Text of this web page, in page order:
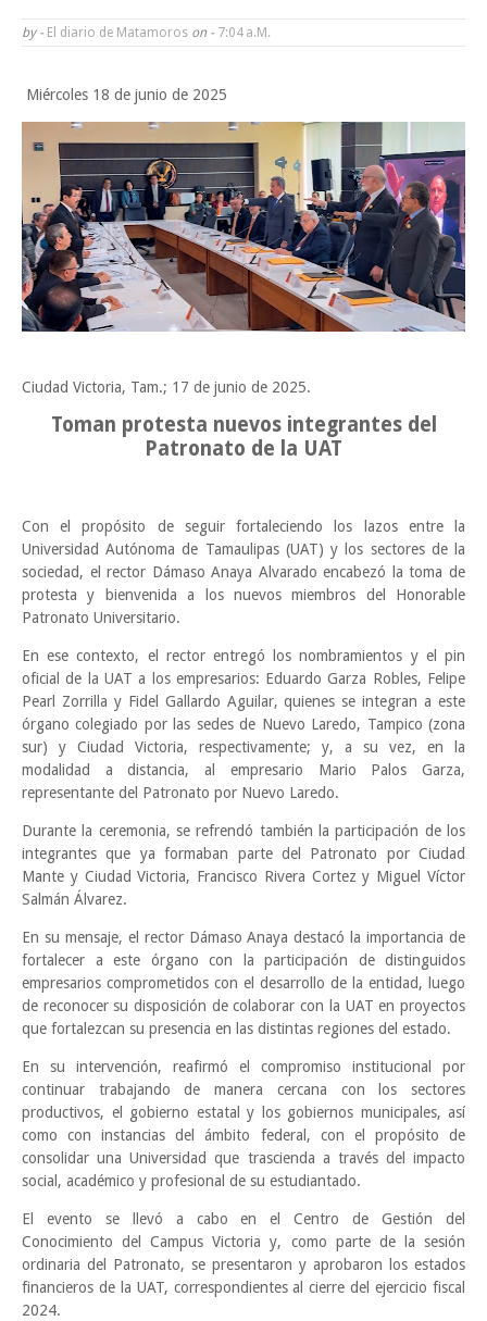
Prepara la UAT el arranque del ciclo escolar Otoño 2026
A Tamaulipas…le llueve sobre mojado
trato digno y humanitario a los pacientes
Viernes, 7 Agosto
by - El diario de Matamoros on - 7:04 A.m.
Miércoles 18 de junio de 2025
Ciudad Victoria, Tam.; 17 de junio de 2025.
Toman protesta nuevos integrantes del
Patronato de la UAT
Con el propósito de seguir fortaleciendo los lazos entre la
Universidad Autónoma de Tamaulipas (UAT) y los sectores de la
sociedad, el rector Dámaso Anaya Alvarado encabezó la toma de
protesta y bienvenida a los nuevos miembros del Honorable
Patronato Universitario.
En ese contexto, el rector entregó los nombramientos y el pin
oficial de la UAT a los empresarios: Eduardo Garza Robles, Felipe
Pearl Zorrilla y Fidel Gallardo Aguilar, quienes se integran a este
órgano colegiado por las sedes de Nuevo Laredo, Tampico (zona
sur) y Ciudad Victoria, respectivamente; y, a su vez, en la
modalidad a distancia, al empresario Mario Palos Garza,
representante del Patronato por Nuevo Laredo.
Durante la ceremonia, se refrendó también la participación de los
integrantes que ya formaban parte del Patronato por Ciudad
Mante y Ciudad Victoria, Francisco Rivera Cortez y Miguel Víctor
Salmán Álvarez.
En su mensaje, el rector Dámaso Anaya destacó la importancia de
fortalecer a este órgano con la participación de distinguidos
empresarios comprometidos con el desarrollo de la entidad, luego
de reconocer su disposición de colaborar con la UAT en proyectos
que fortalezcan su presencia en las distintas regiones del estado.
En su intervención, reafirmó el compromiso institucional por
continuar trabajando de manera cercana con los sectores
productivos, el gobierno estatal y los gobiernos municipales, así
como con instancias del ámbito federal, con el propósito de
consolidar una Universidad que trascienda a través del impacto
social, académico y profesional de su estudiantado.
El evento se llevó a cabo en el Centro de Gestión del
Conocimiento del Campus Victoria y, como parte de la sesión
ordinaria del Patronato, se presentaron y aprobaron los estados
financieros de la UAT, correspondientes al cierre del ejercicio fiscal
2024.